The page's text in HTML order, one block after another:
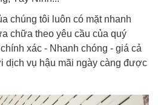
chúng tôi luôn có mặt nhanh
chữa theo yêu cầu của quý
xác - Nhanh chóng - giá cả
dịch vụ hậu mãi ngày càng được